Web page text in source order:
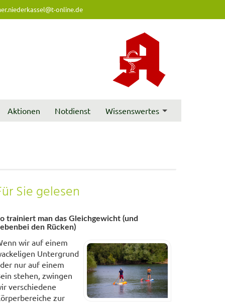
online.de
Aktionen Notdienst Wissenswertes
Sie gelesen
trainiert man das Gleichgewicht (und
den Rücken)
wir auf einem
Untergrund
nur auf einem
stehen, zwingen
verschiedene
zur